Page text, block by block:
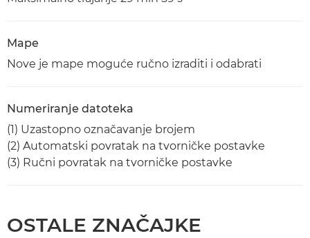
Mape
Nove je mape moguće ručno izraditi i odabrati
Numeriranje datoteka
(1) Uzastopno označavanje brojem
(2) Automatski povratak na tvorničke postavke
(3) Ručni povratak na tvorničke postavke
OSTALE ZNAČAJKE